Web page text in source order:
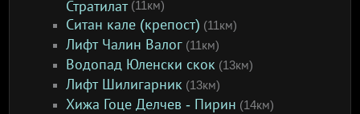
Стратилат(11км)
Ситан кале (крепост) (11км)
Лифт Чалин Валог (11км)
Водопад Юленски скок (13км)
Лифт Шилигарник (13км)
Хижа Гоце Делчев - Пирин (14км)